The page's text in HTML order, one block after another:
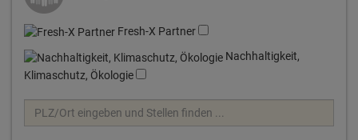
Fresh-X Partner
Nachhaltigkeit,
Klimaschutz, Ökologie